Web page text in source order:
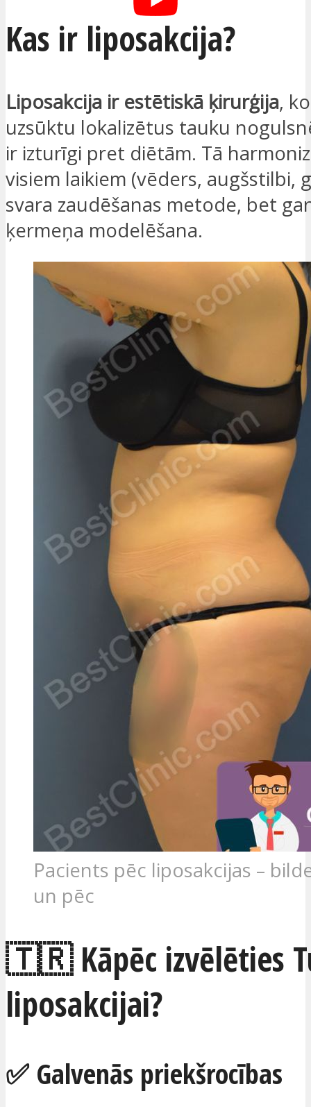
Kas ir liposakcija?
Liposakcija ir estētiskā ķirurģija,
uzsūktu lokalizētus tauku
ir izturīgi pret diētām. Tā
visiem laikiem (vēders, augšstilbi,
svara zaudēšanas metode, bet
ķermeņa modelēšana.
Pacients pēc liposakcijas –
un pēc
🇹🇷 Kāpēc izvēlēties
liposakcijai?
✅ Galvenās priekšrocības